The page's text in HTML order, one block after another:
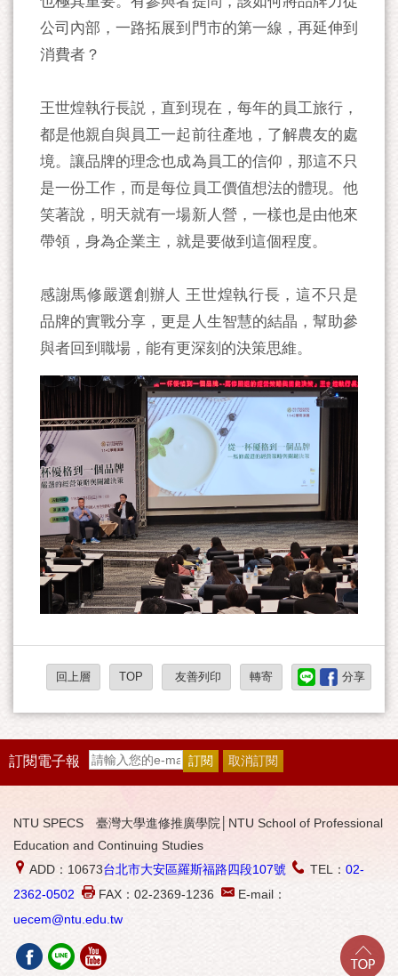
公司內部，一路拓展到門市的第一線，再延伸到
消費者？
王世煌執行長説，直到現在，每年的員工旅行，
都是他親自與員工一起前往產地，了解農友的處
境。讓品牌的理念也成為員工的信仰，那這不只
是一份工作，而是每位員工價值想法的體現。他
笑著說，明天就有一場新人營，一樣也是由他來
帶領，身為企業主，就是要做到這個程度。
感謝馬修嚴選創辦人 王世煌執行長，這不只是
品牌的實戰分享，更是人生智慧的結晶，幫助參
與者回到職場，能有更深刻的決策思維。
回上層 TOP 友善列印 轉寄 分享
訂閱電子報
NTU SPECS 臺灣大學進修推廣學院│NTU School of Professional
Education and Continuing Studies
ADD：10673台北市大安區羅斯福路四段107號 TEL： 02-
2362-0502
FAX：02-2369-1236
E-mail：
uecem@ntu.edu.tw